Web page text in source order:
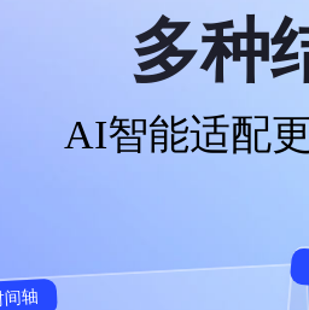
多种
AI智能适配
间轴